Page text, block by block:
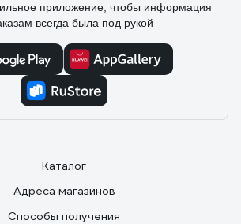
приложение, чтобы информация
всегда была под рукой
Каталог
Адреса магазинов
Способы получения